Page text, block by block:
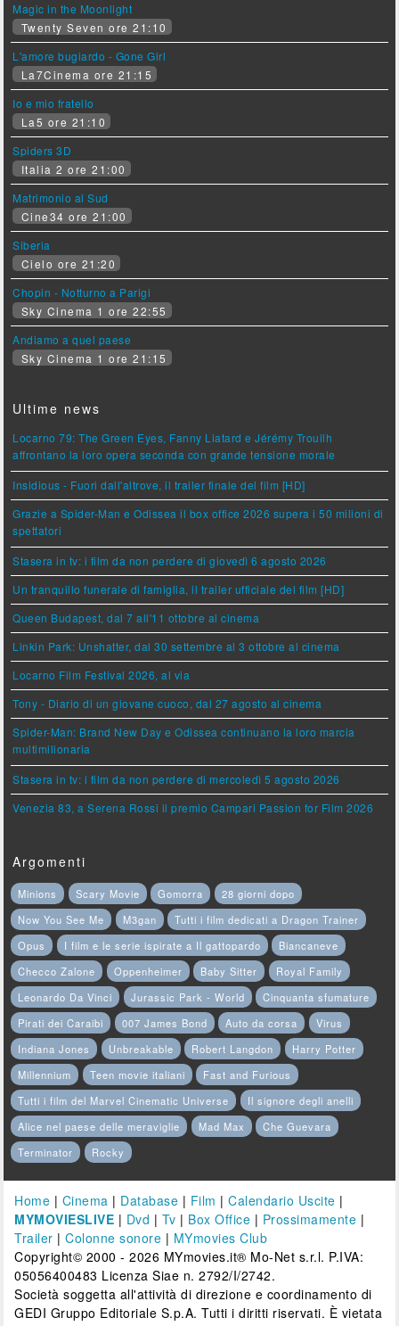
Magic in the Moonlight
Twenty Seven ore 21:10
L'amore bugiardo - Gone Girl
La7Cinema ore 21:15
Io e mio fratello
La5 ore 21:10
Spiders 3D
Italia 2 ore 21:00
Matrimonio al Sud
Cine34 ore 21:00
Siberia
Cielo ore 21:20
Chopin - Notturno a Parigi
Sky Cinema 1 ore 22:55
Andiamo a quel paese
Sky Cinema 1 ore 21:15
Ultime news
Locarno 79: The Green Eyes, Fanny Liatard e Jérémy Trouilh
affrontano la loro opera seconda con grande tensione morale
Insidious - Fuori dall'altrove, il trailer finale del film [HD]
Grazie a Spider-Man e Odissea il box office 2026 supera i 50 milioni di
spettatori
Stasera in tv: i film da non perdere di giovedì 6 agosto 2026
Un tranquillo funerale di famiglia, il trailer ufficiale del film [HD]
Queen Budapest, dal 7 all'11 ottobre al cinema
Linkin Park: Unshatter, dal 30 settembre al 3 ottobre al cinema
Locarno Film Festival 2026, al via
Tony - Diario di un giovane cuoco, dal 27 agosto al cinema
Spider-Man: Brand New Day e Odissea continuano la loro marcia
multimilionaria
Stasera in tv: i film da non perdere di mercoledì 5 agosto 2026
Venezia 83, a Serena Rossi il premio Campari Passion for Film 2026
Argomenti
Minions Scary Movie Gomorra
28 giorni dopo
Now You See Me
M3gan
Tutti i film dedicati a Dragon Trainer
Opus
I film e le serie ispirate a Il gattopardo
Biancaneve
Checco Zalone
Oppenheimer Baby Sitter
Royal Family
Leonardo Da Vinci
Jurassic Park - World
Cinquanta sfumature
Pirati dei Caraibi
007 James Bond Auto da corsa
Virus
Indiana Jones
Unbreakable Robert Langdon
Harry Potter
Millennium
Teen movie italiani
Fast and Furious
Tutti i film del Marvel Cinematic Universe
Il signore degli anelli
Alice nel paese delle meraviglie
Mad Max
Che Guevara
Terminator
Rocky
Home | Cinema | Database | Film |Calendario Uscite |
MYMOVIESLIVE | Dvd | Tv | Box Office | Prossimamente |
Trailer |Colonne sonore | MYmovies Club
Copyright© 2000 - 2026 MYmovies.it® Mo-Net s.r.l. P.IVA:
05056400483 Licenza Siae n. 2792/I/2742.
Società soggetta all'attività di direzione e coordinamento di
GEDI Gruppo Editoriale S.p.A. Tutti i diritti riservati. È vietata